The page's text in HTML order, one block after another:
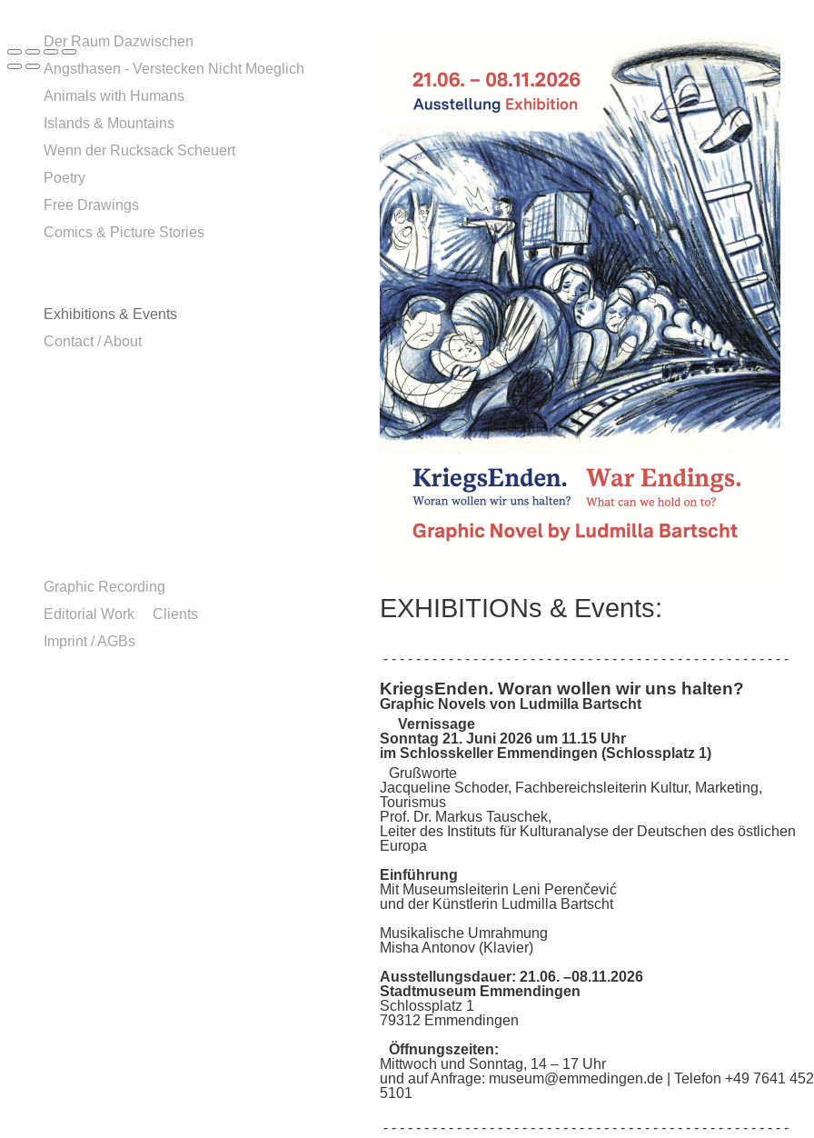
Exhibitions & Events
Der Raum Dazwischen
Animals with Humans
Angsthasen - Verstecken Nicht Moeglich
Islands & Mountains
Wenn der Rucksack Scheuert
Poetry
Comics & Picture Stories
Free Drawings
Contact / About
Imprint / AGBs
Clients
Editorial Work
Graphic Recording
EXHIBITIONs & Events:
- - - - - - - - - - - - - - - - - - - - - - - - - - - - - - - - - - - - - - - - - - - - - - - - - -
KriegsEnden. Woran wollen wir uns halten?
Graphic Novels von Ludmilla Bartscht
Vernissage
Sonntag 21. Juni 2026 um 11.15 Uhr
im Schlosskeller Emmendingen (Schlossplatz 1)
Grußworte
Jacqueline Schoder, Fachbereichsleiterin Kultur, Marketing,
Tourismus
Prof. Dr. Markus Tauschek,
Leiter des Instituts für Kulturanalyse der Deutschen des östlichen
Europa
Einführung
Mit Museumsleiterin Leni Perenčević
und der Künstlerin Ludmilla Bartscht
Musikalische Umrahmung
Misha Antonov (Klavier)
Ausstellungsdauer: 21.06. –08.11.2026
Stadtmuseum Emmendingen
Schlossplatz 1
79312 Emmendingen
Öffnungszeiten:
Mittwoch und Sonntag, 14 – 17 Uhr
und auf Anfrage: museum@emmedingen.de | Telefon +49 7641
5101
- - - - - - - - - - - - - - - - - - - - - - - - - - - - - - - - - - - - - - - - - - - - - - - - - -